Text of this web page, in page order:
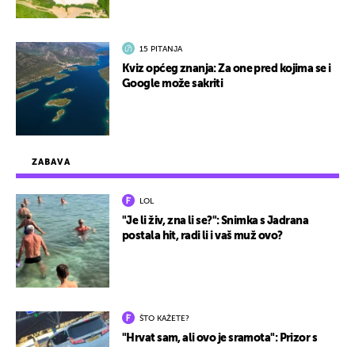
ZABAVA
LOL
"Je li živ, zna li se?": Snimka s Jadrana
postala hit, radi li i vaš muž ovo?
ŠTO KAŽETE?
"Hrvat sam, ali ovo je sramota": Prizor s
15 PITANJA
Kviz općeg znanja: Za one pred kojima se i
Google može sakriti